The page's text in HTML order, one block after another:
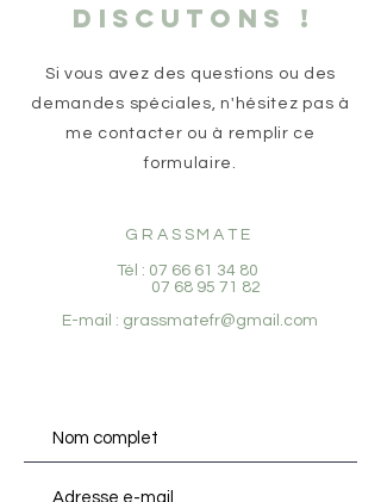
discutons !
Si vous avez des questions ou des
demandes spéciales, n'hésitez pas à
me contacter ou à remplir ce
formulaire.
GRASSMATE
Tél : 07 66 61 34 80
07 68 95 71 82
E-mail : grassmatefr@gmail.com